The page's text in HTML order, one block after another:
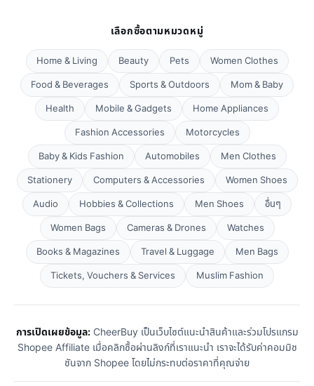
เลือกซื้อตามหมวดหมู่
Home & Living Beauty Pets
Women Clothes
Food & Beverages
Sports & Outdoors
Mom & Baby
Health
Mobile & Gadgets
Home Appliances
Fashion Accessories
Motorcycles
Baby & Kids Fashion
Automobiles
Men Clothes
Stationery
Computers & Accessories
Women Shoes
Audio
Hobbies & Collections Men Shoes
อื่นๆ
Women Bags
Cameras & Drones
Watches
Books & Magazines
Travel & Luggage
Men Bags
Tickets, Vouchers & Services
Muslim Fashion
การเปิดเผยข้อมูล:CheerBuy เป็นเว็บไซต์แนะนำสินค้าและร่วมโปรแกรม
Shopee Affiliate เมื่อคลิกซื้อผ่านลิงก์ที่เราแนะนำ เราจะได้รับค่าคอมมิช
ชันจาก Shopee โดยไม่กระทบต่อราคาที่คุณจ่าย